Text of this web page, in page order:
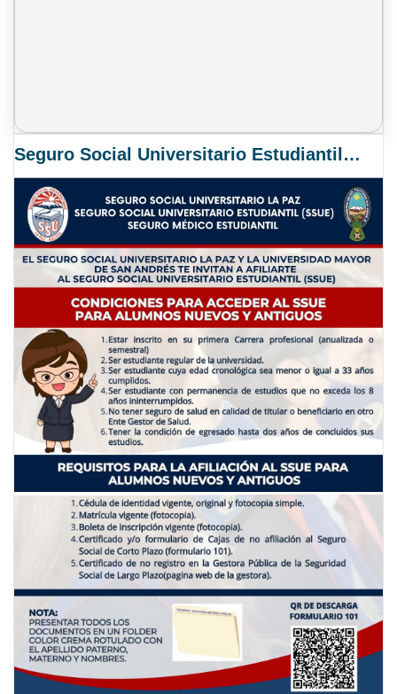
Seguro Social Universitario Estudiantil SSUE